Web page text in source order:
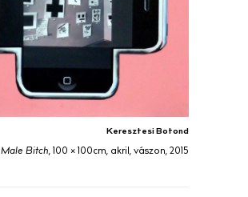
Keresztesi Botond
Male Bitch, 100 × 100cm, akril, vászon, 2015